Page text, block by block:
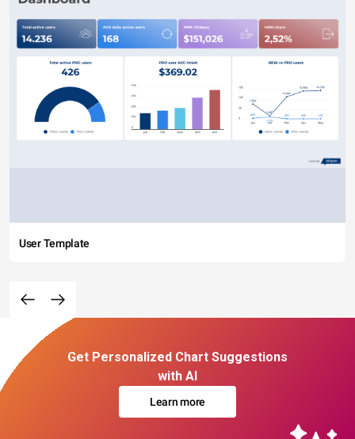
User Template
Get Personalized Chart Suggestions
with AI
Learn more